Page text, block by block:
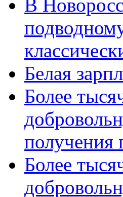
В
Белая
Более
получения
Более